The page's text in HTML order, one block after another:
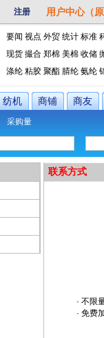
注册 用户中心（
要闻 视点 外贸 统计 标准
现货 撮合 郑棉 美棉 收储
涤纶 粘胶 聚酯 腈纶 氨纶
纺机 商铺 商友
采购量
联系方式
· 不限
· 免费